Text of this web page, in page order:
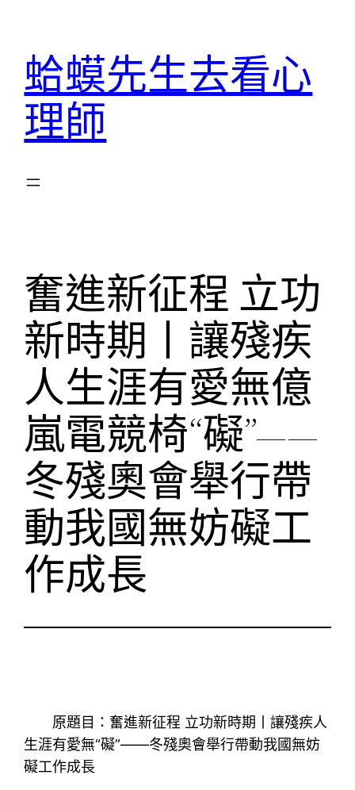
蛤蟆先生去看心
理師
奮進新征程 立功
新時期丨讓殘疾
人生涯有愛無億
嵐電競椅“礙”——
冬殘奧會舉行帶
動我國無妨礙工
作成長
原題目：奮進新征程 立功新時期丨讓殘疾人
生涯有愛無“礙”——冬殘奧會舉行帶動我國無妨
礙工作成長